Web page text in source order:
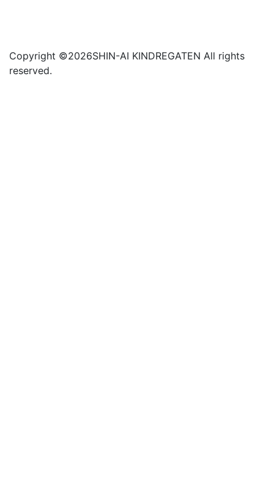
Copyright ©2026SHIN-AI KINDREGATEN All rights
reserved.